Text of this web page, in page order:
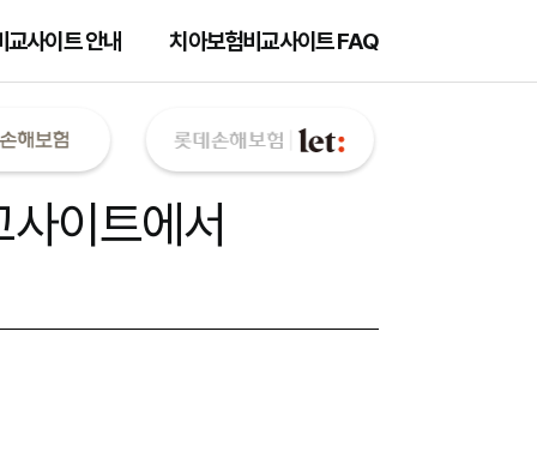
교사이트 안내 치아보험비교사이트 FAQ
사이트에서